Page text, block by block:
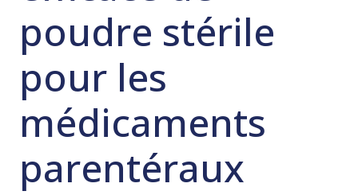
poudre stérile
pour les
médicaments
parentéraux